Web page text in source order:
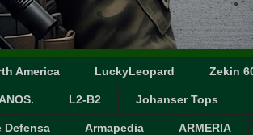
America LuckyLeopard Zekin
L2-B2 Johanser Tops
Defensa Armapedia ARMERIA